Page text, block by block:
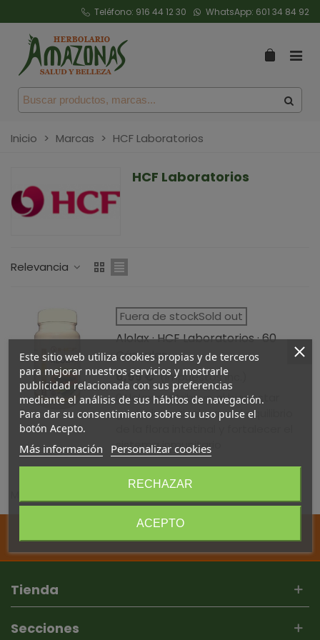
Teléfono: 916 44 12 30 WhatsApp: 601 34 84 92
Inicio > Marcas > HCF Laboratorios
HCF Laboratorios
Relevancia
Fuera de stockSold out
Alolax · HCF Laboratorios · 60
Cápsulas
6,95 € (impuestos inc.)
0Alolax contribuye al bienestar
gastrointestinal, para el equilibrio
sistema inmunitario
Este sitio web utiliza cookies propias y de terceros
para mejorar nuestros servicios y mostrarle
publicidad relacionada con sus preferencias
mediante el análisis de sus hábitos de navegación.
Para dar su consentimiento sobre su uso pulse el
botón Acepto.
Más información Personalizar cookies
RECHAZAR
ACEPTO
Tienda
Secciones